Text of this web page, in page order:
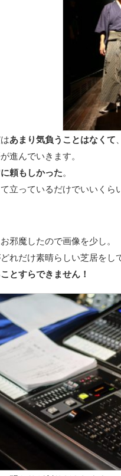
あまり気負うことはなくて
進んでいきます。
頼もしかった。
立っているだけでいいくら
邪魔したので画像を少し。
れだけ素晴らしい芝居をし
とすらできません！